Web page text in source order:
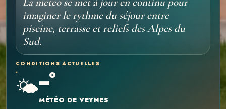
imaginer le rythme du séjour entre
piscine, terrasse et reliefs des Alpes du
Sud.
CONDITIONS ACTUELLES
🌤️--°
MÉTÉO DE VEYNES